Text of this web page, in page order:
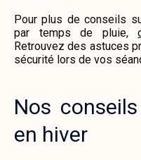
Pour plus de conseils
par temps de pluie,
Retrouvez des astuces
sécurité lors de vos
Nos
en hiver